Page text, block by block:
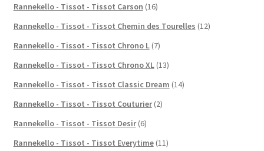
Rannekello - Tissot - Tissot Carson (16)
Rannekello - Tissot - Tissot Chemin des Tourelles (12)
Rannekello - Tissot - Tissot Chrono L (7)
Rannekello - Tissot - Tissot Chrono XL (13)
Rannekello - Tissot - Tissot Classic Dream (14)
Rannekello - Tissot - Tissot Couturier (2)
Rannekello - Tissot - Tissot Desir (6)
Rannekello - Tissot - Tissot Everytime (11)